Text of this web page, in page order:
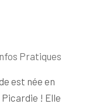
Pratiques
est née en
Picardie ! Elle